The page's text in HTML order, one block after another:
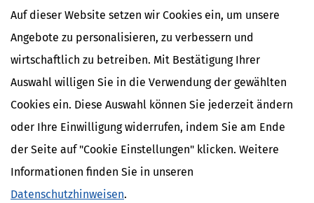
Auf dieser Website setzen wir Cookies ein, um unsere
Angebote zu personalisieren, zu verbessern und
wirtschaftlich zu betreiben. Mit Bestätigung Ihrer
Auswahl willigen Sie in die Verwendung der gewählten
Cookies ein. Diese Auswahl können Sie jederzeit ändern
oder Ihre Einwilligung widerrufen, indem Sie am Ende
der Seite auf "Cookie Einstellungen" klicken. Weitere
Informationen finden Sie in unseren
Datenschutzhinweisen.
Berufshaftpflichtversicherung oder eines anderen
individuellen oder kollektiven Schutzes in Bezug auf die
Finanzamt & Formalitäten
Verwandte Lexikon-Begriffe